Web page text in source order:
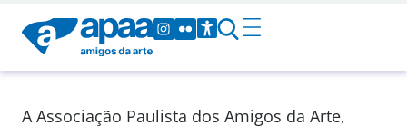
A Associação Paulista dos Amigos da Arte,